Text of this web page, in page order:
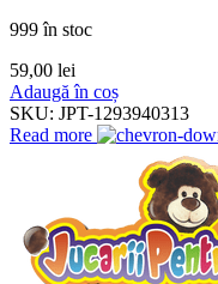
999 în stoc
59,00 lei
Adaugă în coș
SKU: JPT-1293940313
Read more